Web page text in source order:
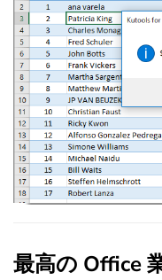
最高の Office